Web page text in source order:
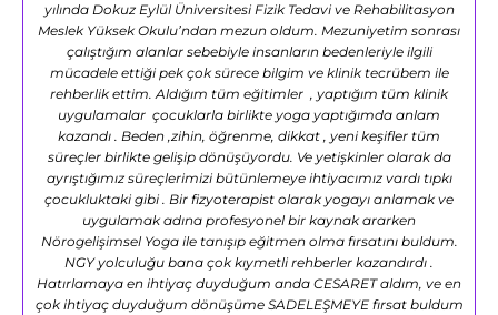
yılında Dokuz Eylül Üniversitesi Fizik Tedavi ve Rehabilitasyon
Meslek Yüksek Okulu’ndan mezun oldum. Mezuniyetim sonrası
çalıştığım alanlar sebebiyle insanların bedenleriyle ilgili
mücadele ettiği pek çok sürece bilgim ve klinik tecrübem ile
rehberlik ettim. Aldığım tüm eğitimler , yaptığım tüm klinik
uygulamalar çocuklarla birlikte yoga yaptığımda anlam
kazandı . Beden ,zihin, öğrenme, dikkat , yeni keşifler tüm
süreçler birlikte gelişip dönüşüyordu. Ve yetişkinler olarak da
ayrıştığımız süreçlerimizi bütünlemeye ihtiyacımız vardı tıpkı
çocukluktaki gibi . Bir fizyoterapist olarak yogayı anlamak ve
uygulamak adına profesyonel bir kaynak ararken
Nörogelişimsel Yoga ile tanışıp eğitmen olma fırsatını buldum.
NGY yolculuğu bana çok kıymetli rehberler kazandırdı .
Hatırlamaya en ihtiyaç duyduğum anda CESARET aldım, ve en
çok ihtiyaç duyduğum dönüşüme SADELEŞMEYE fırsat buldum